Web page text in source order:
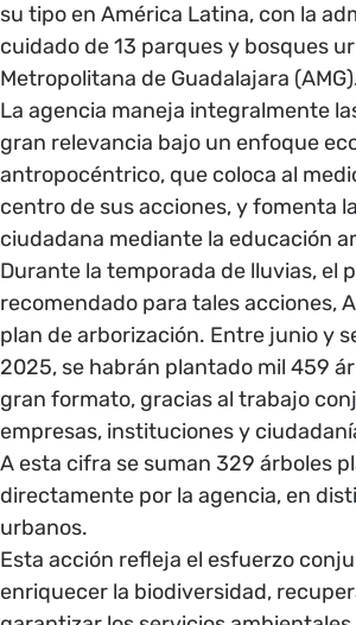
su tipo en América Latina, con la
cuidado de 13 parques y bosques
Metropolitana de Guadalajara
La agencia maneja integralmente
gran relevancia bajo un enfoque
antropocéntrico, que coloca al
centro de sus acciones, y fomenta
ciudadana mediante la educación
Durante la temporada de lluvias, el
recomendado para tales acciones,
plan de arborización. Entre junio y
2025, se habrán plantado mil 459
gran formato, gracias al trabajo
empresas, instituciones y
A esta cifra se suman 329 árboles
directamente por la agencia, en
urbanos.
Esta acción refleja el esfuerzo
enriquecer la biodiversidad,